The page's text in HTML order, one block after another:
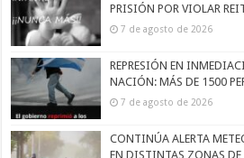
PRISIÓN POR VIOLAR
7 de agosto de 2026
REPRESIÓN EN
NACIÓN: MÁS DE 1500
7 de agosto de 2026
CONTINÚA ALERTA
EN DISTINTAS ZONAS